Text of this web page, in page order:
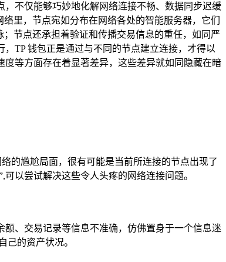
不仅能够巧妙地化解网络连接不畅、数据同步迟缓
里，节点宛如分布在网络各处的智能服务器，它们
节点还承担着验证和传播交易信息的重任，如同严
TP 钱包正是通过与不同的节点建立连接，才得以
等方面存在着显著差异，这些差异就如同隐藏在暗
的尴尬局面，很有可能是当前所连接的节点出现了
以尝试解决这些令人头疼的网络连接问题。
、交易记录等信息不准确，仿佛置身于一个信息迷
己的资产状况。